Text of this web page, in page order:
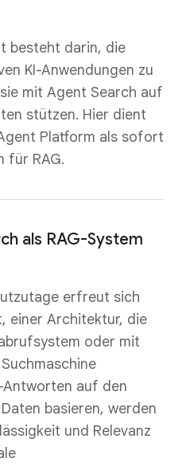
besteht darin, die
KI-Anwendungen zu
mit Agent Search auf
stützen. Hier dient
Platform als sofort
für RAG.
als RAG-System
erfreut sich
einer Architektur, die
oder mit
Antworten auf den
basieren, werden
und Relevanz